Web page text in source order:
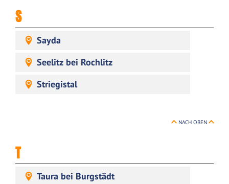
S
Sayda
Seelitz bei Rochlitz
Striegistal
NACH OBEN
T
Taura bei Burgstädt